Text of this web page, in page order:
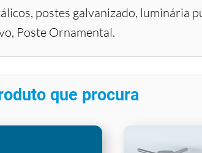
postes galvanizado, luminária
Poste Ornamental.
que procura